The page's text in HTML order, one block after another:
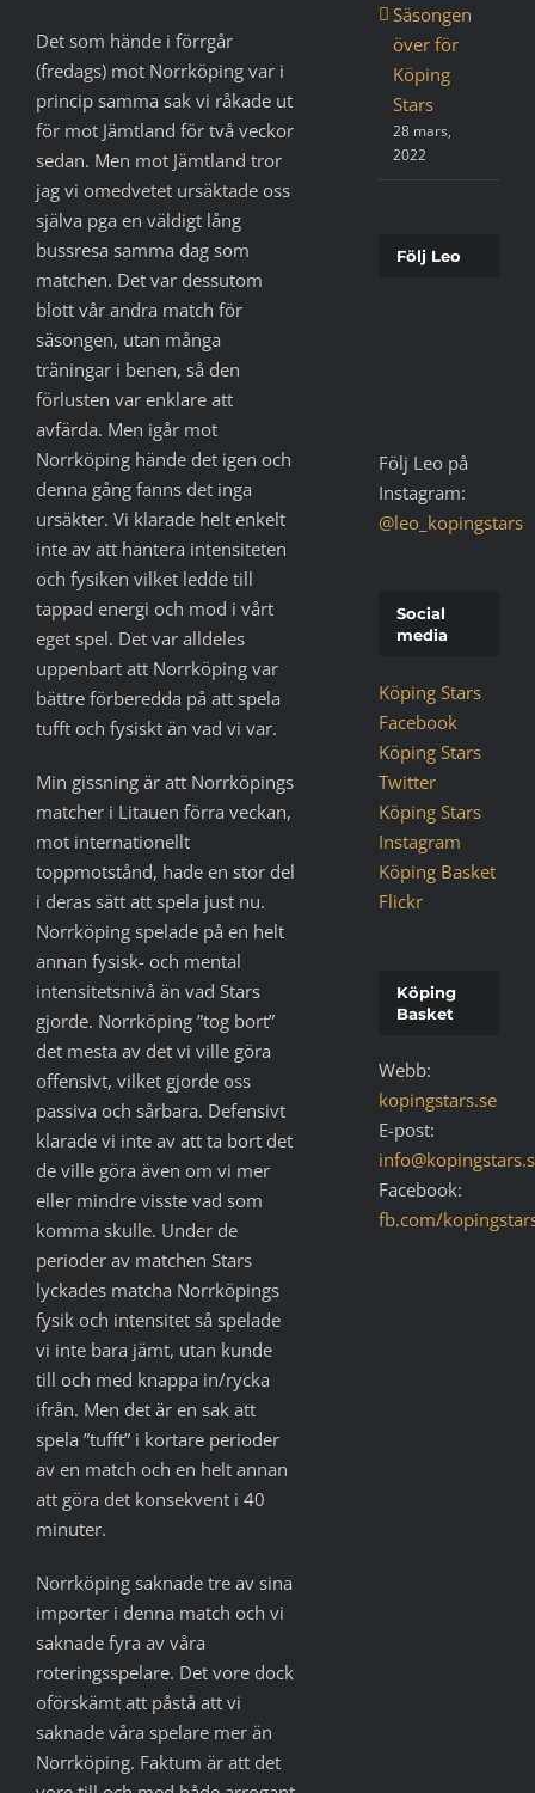
Det som hände i förrgår
(fredags) mot Norrköping var i
princip samma sak vi råkade ut
för mot Jämtland för två veckor
sedan. Men mot Jämtland tror
jag vi omedvetet ursäktade oss
själva pga en väldigt lång
bussresa samma dag som
matchen. Det var dessutom
blott vår andra match för
säsongen, utan många
träningar i benen, så den
förlusten var enklare att
avfärda. Men igår mot
Norrköping hände det igen och
denna gång fanns det inga
ursäkter. Vi klarade helt enkelt
inte av att hantera intensiteten
och fysiken vilket ledde till
tappad energi och mod i vårt
eget spel. Det var alldeles
uppenbart att Norrköping var
bättre förberedda på att spela
tufft och fysiskt än vad vi var.
Min gissning är att Norrköpings
matcher i Litauen förra veckan,
mot internationellt
toppmotstånd, hade en stor del
i deras sätt att spela just nu.
Norrköping spelade på en helt
annan fysisk- och mental
intensitetsnivå än vad Stars
gjorde. Norrköping ”tog bort”
det mesta av det vi ville göra
offensivt, vilket gjorde oss
passiva och sårbara. Defensivt
klarade vi inte av att ta bort det
de ville göra även om vi mer
eller mindre visste vad som
komma skulle. Under de
perioder av matchen Stars
lyckades matcha Norrköpings
fysik och intensitet så spelade
vi inte bara jämt, utan kunde
till och med knappa in/rycka
ifrån. Men det är en sak att
spela ”tufft” i kortare perioder
av en match och en helt annan
att göra det konsekvent i 40
minuter.
Norrköping saknade tre av sina
importer i denna match och vi
saknade fyra av våra
roteringsspelare. Det vore dock
oförskämt att påstå att vi
saknade våra spelare mer än
Norrköping. Faktum är att det
Säsongen
över för
Köping
Stars
28 mars,
2022
Följ Leo
Följ Leo på
Instagram:
@leo_kopingstars
Social
media
Köping Stars
Facebook
Köping Stars
Twitter
Köping Stars
Instagram
Köping Basket
Flickr
Köping
Basket
Webb:
kopingstars.se
E-post:
Facebook:
fb.com/